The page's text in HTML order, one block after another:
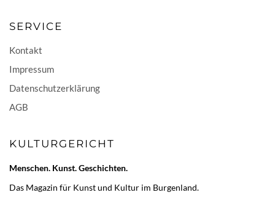
SERVICE
Kontakt
Impressum
Datenschutzerklärung
AGB
KULTURGERICHT
Menschen. Kunst. Geschichten.
Das Magazin für Kunst und Kultur im Burgenland.